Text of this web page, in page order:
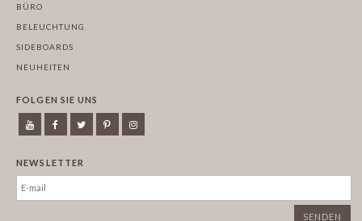
BÜRO
BELEUCHTUNG
SIDEBOARDS
NEUHEITEN
FOLGEN SIE UNS
NEWSLETTER